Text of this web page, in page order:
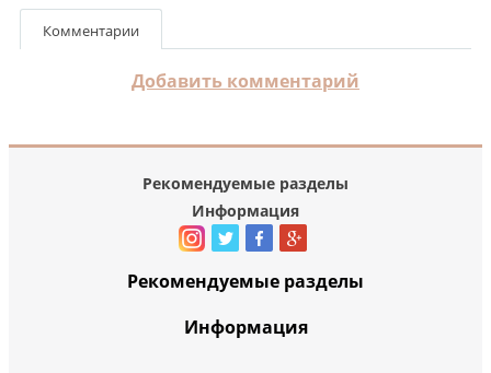
Комментарии
Добавить комментарий
Рекомендуемые разделы
Информация
Рекомендуемые разделы
Информация